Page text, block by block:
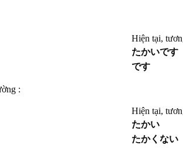
Hiện tại,
たかいです
です
:
Hiện tại,
たかい
たかくない